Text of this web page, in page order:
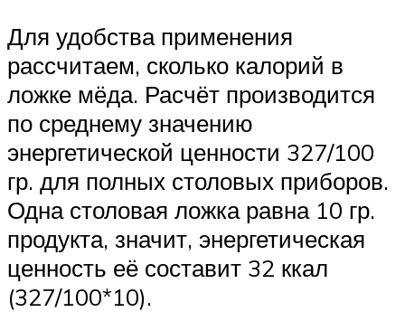
Для удобства применения
рассчитаем, сколько калорий в
ложке мёда. Расчёт производится
по среднему значению
энергетической ценности 327/100
гр. для полных столовых приборов.
Одна столовая ложка равна 10 гр.
продукта, значит, энергетическая
ценность её составит 32 ккал
(327/100*10).